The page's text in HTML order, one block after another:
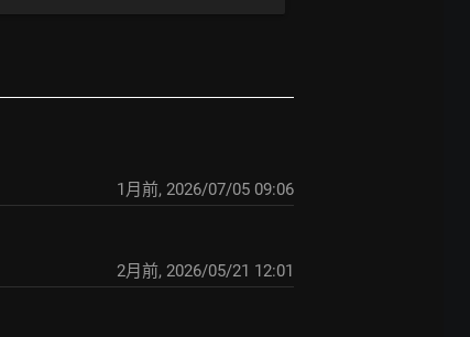
1月前, 2026/07/05 09:06
2月前, 2026/05/21 12:01